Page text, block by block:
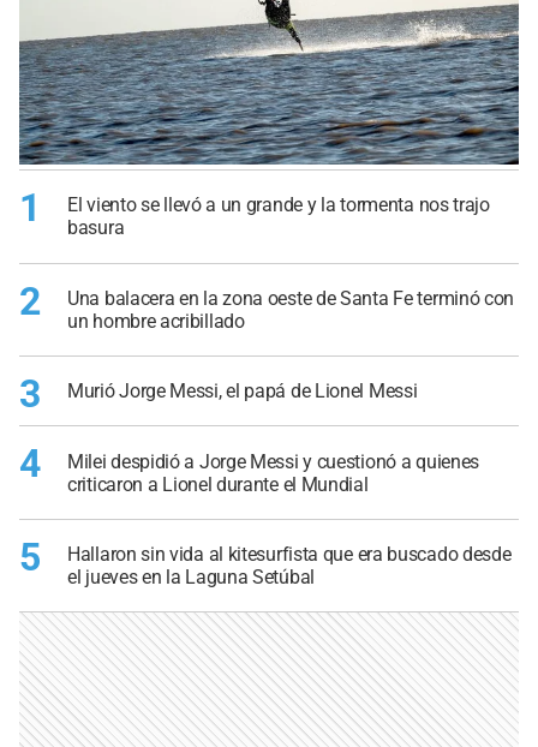
1
El viento se llevó a un grande y la tormenta nos trajo
basura
2
Una balacera en la zona oeste de Santa Fe terminó con
un hombre acribillado
3 Murió Jorge Messi, el papá de Lionel Messi
4
Milei despidió a Jorge Messi y cuestionó a quienes
criticaron a Lionel durante el Mundial
5
Hallaron sin vida al kitesurfista que era buscado desde
el jueves en la Laguna Setúbal